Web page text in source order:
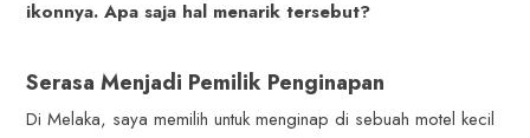
ikonnya. Apa saja hal menarik tersebut?
Serasa Menjadi Pemilik Penginapan
Di Melaka, saya memilih untuk menginap di sebuah motel kecil